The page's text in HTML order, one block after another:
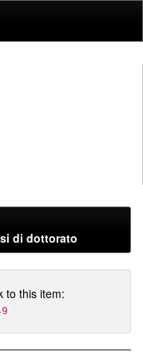
di dottorato
to this item: